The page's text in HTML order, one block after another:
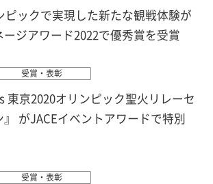
ピックで実現した新たな観戦体験が
ジアワード2022で優秀賞を受賞
受賞・表彰
東京2020オリンピック聖火リレーセ
がJACEイベントアワードで特別
受賞・表彰